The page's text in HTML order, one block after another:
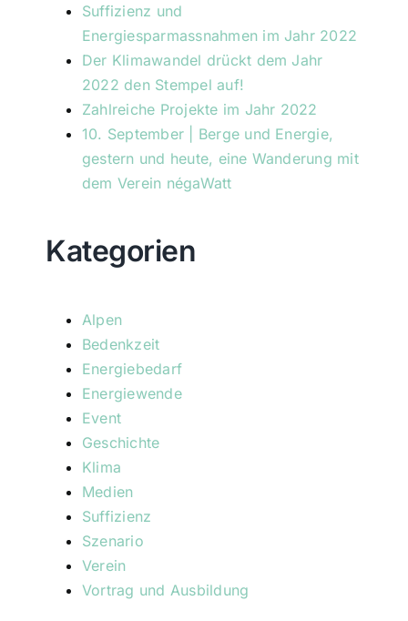
Suffizienz und
Energiesparmassnahmen im Jahr 2022
Der Klimawandel drückt dem Jahr
2022 den Stempel auf!
Zahlreiche Projekte im Jahr 2022
10. September | Berge und Energie,
gestern und heute, eine Wanderung mit
dem Verein négaWatt
Kategorien
Alpen
Bedenkzeit
Energiebedarf
Energiewende
Event
Geschichte
Klima
Medien
Suffizienz
Szenario
Verein
Vortrag und Ausbildung